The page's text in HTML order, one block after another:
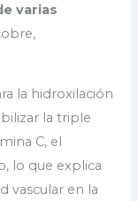
varias
la hidroxilación
la triple
C, el
lo que explica
vascular en la